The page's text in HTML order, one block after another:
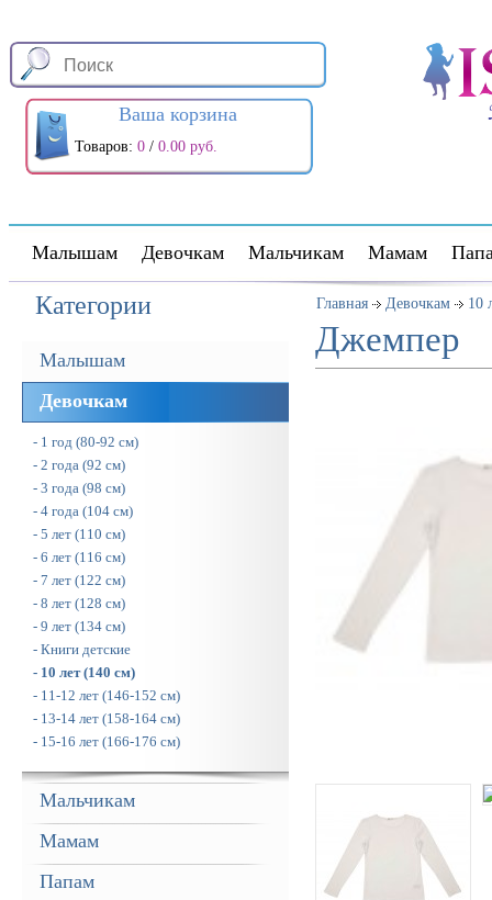
Ваша корзина
Товаров: 0 / 0.00 руб.
Малышам Девочкам Мальчикам Мамам
Категории
Малышам
Девочкам
- 1 год (80-92 см)
- 2 года (92 см)
- 3 года (98 см)
- 4 года (104 см)
- 5 лет (110 см)
- 6 лет (116 см)
- 7 лет (122 см)
- 8 лет (128 см)
- 9 лет (134 см)
- Книги детские
- 10 лет (140 см)
- 11-12 лет (146-152 см)
- 13-14 лет (158-164 см)
- 15-16 лет (166-176 см)
Мальчикам
Мамам
Папам
Главная Девочкам 10
Джемпер